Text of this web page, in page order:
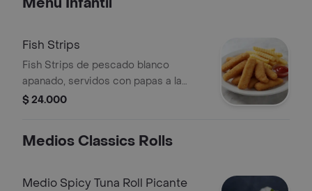
Fish Strips
Fish Strips de pescado blanco
apanado, servidos con papas a la
francesa y salsa de tomate.
$ 24.000
Medios Classics Rolls
Medio Spicy Tuna Roll Picante